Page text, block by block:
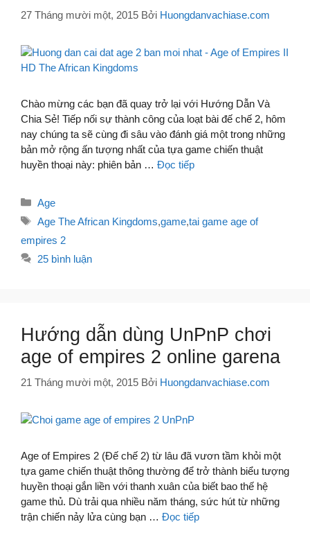
27 Tháng mười một, 2015 Bởi Huongdanvachiase.com
Chào mừng các bạn đã quay trở lại với Hướng Dẫn Và
Chia Sẻ! Tiếp nối sự thành công của loạt bài đế chế 2, hôm
nay chúng ta sẽ cùng đi sâu vào đánh giá một trong những
bản mở rộng ấn tượng nhất của tựa game chiến thuật
huyền thoại này: phiên bản … Đọc tiếp
Danh
mục
Age
Thẻ
Age The African Kingdoms,game,tai game age of
empires 2
25 bình luận
Hướng dẫn dùng UnPnP chơi
age of empires 2 online garena
21 Tháng mười một, 2015 Bởi Huongdanvachiase.com
Age of Empires 2 (Đế chế 2) từ lâu đã vươn tầm khỏi một
tựa game chiến thuật thông thường để trở thành biểu tượng
huyền thoại gắn liền với thanh xuân của biết bao thế hệ
game thủ. Dù trải qua nhiều năm tháng, sức hút từ những
trận chiến nảy lửa cùng bạn … Đọc tiếp